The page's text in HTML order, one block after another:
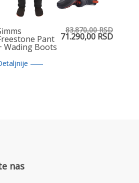
Pant
Wading Boots
83.870,00 RSD
71.290,00 RSD
nas